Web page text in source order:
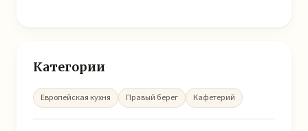
Категории
Европейская кухня Правый берег Кафетерий